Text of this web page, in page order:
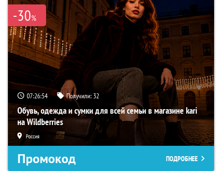
-30%
07:26:53 Получили: 32
Обувь, одежда и сумки для всей семьи в магазине kari
на Wildberries
Россия
Промокод ПОДРОБНЕЕ